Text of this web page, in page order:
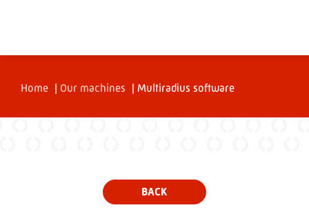
Home | Our machines | Multiradius software